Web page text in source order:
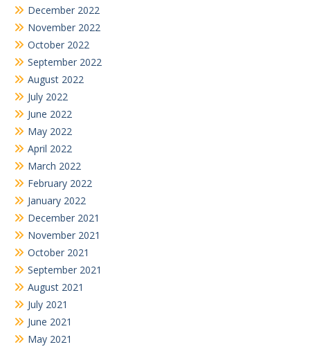
December 2022
November 2022
October 2022
September 2022
August 2022
July 2022
June 2022
May 2022
April 2022
March 2022
February 2022
January 2022
December 2021
November 2021
October 2021
September 2021
August 2021
July 2021
June 2021
May 2021